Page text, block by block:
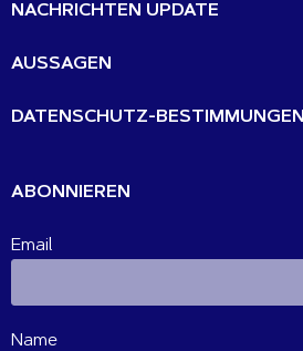
NACHRICHTEN UPDATE
AUSSAGEN
DATENSCHUTZ-BESTIMMUNGEN
ABONNIEREN
Email
Name